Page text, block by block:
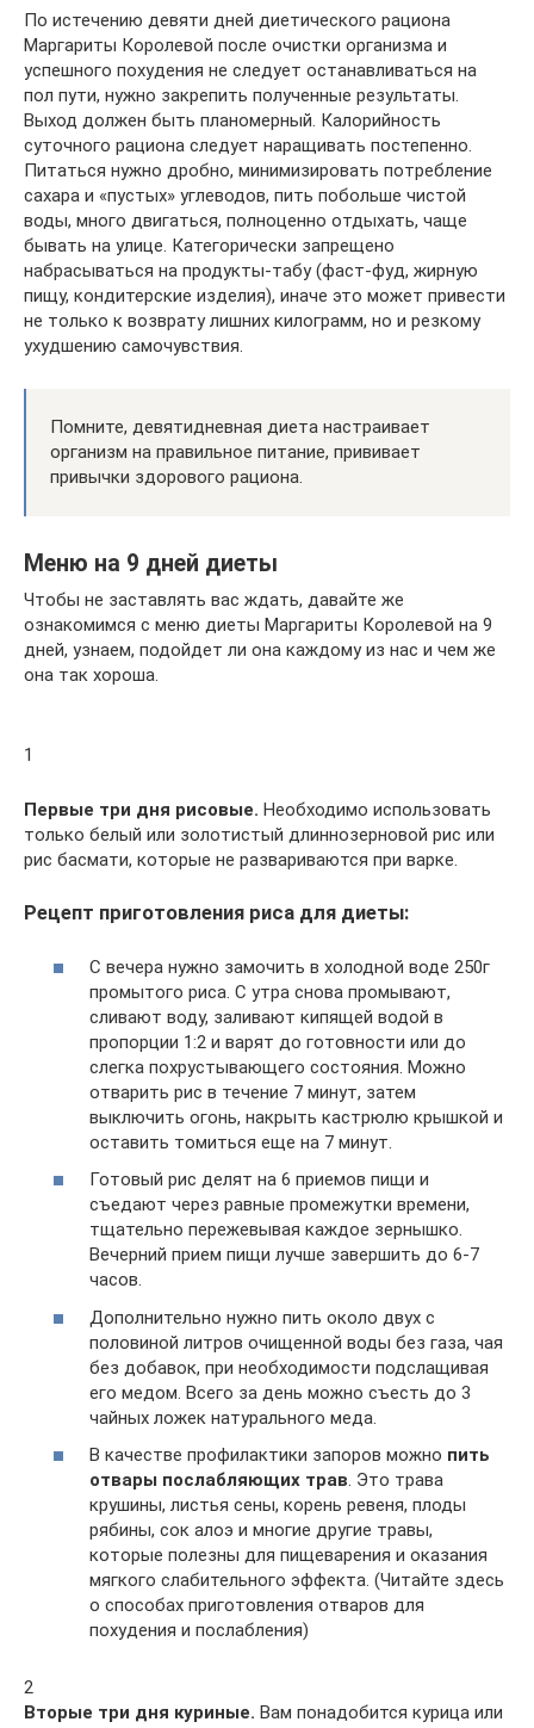
По истечению девяти дней диетического рациона
Маргариты Королевой после очистки организма и
успешного похудения не следует останавливаться на
пол пути, нужно закрепить полученные результаты.
Выход должен быть планомерный. Калорийность
суточного рациона следует наращивать постепенно.
Питаться нужно дробно, минимизировать потребление
сахара и «пустых» углеводов, пить побольше чистой
воды, много двигаться, полноценно отдыхать, чаще
бывать на улице. Категорически запрещено
набрасываться на продукты-табу (фаст-фуд, жирную
пищу, кондитерские изделия), иначе это может привести
не только к возврату лишних килограмм, но и резкому
ухудшению самочувствия.
Помните, девятидневная диета настраивает
организм на правильное питание, прививает
привычки здорового рациона.
Меню на 9 дней диеты
Чтобы не заставлять вас ждать, давайте же
ознакомимся с меню диеты Маргариты Королевой на 9
дней, узнаем, подойдет ли она каждому из нас и чем же
она так хороша.
1
Первые три дня рисовые. Необходимо использовать
только белый или золотистый длиннозерновой рис или
рис басмати, которые не развариваются при варке.
Рецепт приготовления риса для диеты:
С вечера нужно замочить в холодной воде 250г
промытого риса. С утра снова промывают,
сливают воду, заливают кипящей водой в
пропорции 1:2 и варят до готовности или до
слегка похрустывающего состояния. Можно
отварить рис в течение 7 минут, затем
выключить огонь, накрыть кастрюлю крышкой и
оставить томиться еще на 7 минут.
Готовый рис делят на 6 приемов пищи и
съедают через равные промежутки времени,
тщательно пережевывая каждое зернышко.
Вечерний прием пищи лучше завершить до 6-7
часов.
Дополнительно нужно пить около двух с
половиной литров очищенной воды без газа, чая
без добавок, при необходимости подслащивая
его медом. Всего за день можно съесть до 3
чайных ложек натурального меда.
В качестве профилактики запоров можно пить
отвары послабляющих трав. Это трава
крушины, листья сены, корень ревеня, плоды
рябины, сок алоэ и многие другие травы,
которые полезны для пищеварения и оказания
мягкого слабительного эффекта. (Читайте здесь
о способах приготовления отваров для
похудения и послабления)
2
Вторые три дня куриные. Вам понадобится курица или